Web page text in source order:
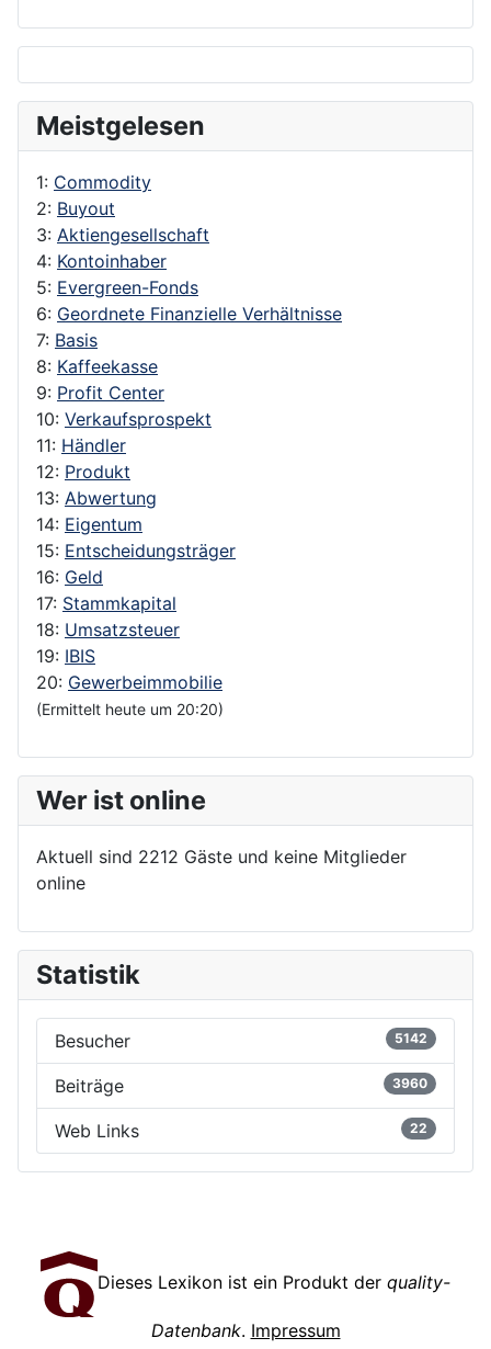
Meistgelesen
1: Commodity
2: Buyout
3: Aktiengesellschaft
4: Kontoinhaber
5: Evergreen-Fonds
6: Geordnete Finanzielle Verhältnisse
7: Basis
8: Kaffeekasse
9: Profit Center
10: Verkaufsprospekt
11: Händler
12: Produkt
13: Abwertung
14: Eigentum
15: Entscheidungsträger
16: Geld
17: Stammkapital
18: Umsatzsteuer
19: IBIS
20: Gewerbeimmobilie
(Ermittelt heute um 20:20)
Wer ist online
Aktuell sind 2212 Gäste und keine Mitglieder
online
Statistik
Besucher 5142
Beiträge 3960
Web Links 22
Dieses Lexikon ist ein Produkt der quality-
Datenbank. Impressum